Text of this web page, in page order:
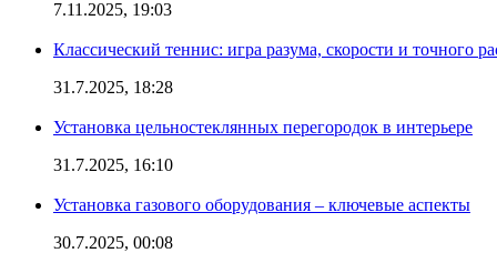
7.11.2025, 19:03
Классический теннис: игра разума, скорости и точного
31.7.2025, 18:28
Установка цельностеклянных перегородок в интерьере
31.7.2025, 16:10
Установка газового оборудования – ключевые аспекты
30.7.2025, 00:08